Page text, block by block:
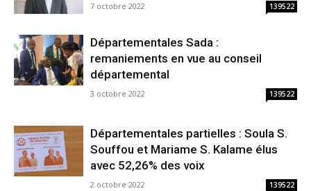
7 octobre 2022 139522
Départementales Sada :
remaniements en vue au conseil
départemental
3 octobre 2022 139522
Départementales partielles : Soula S.
Souffou et Mariame S. Kalame élus
avec 52,26% des voix
2 octobre 2022 139522